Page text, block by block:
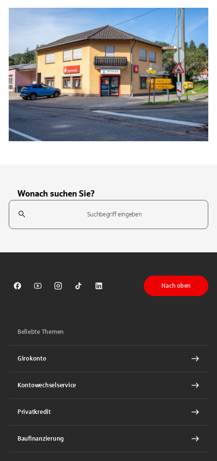
Wonach suchen Sie?
Suchfeld
Sparkasse auf Facebook
Sparkasse auf Youtube
Sparkasse auf Instagram
Sparkasse auf TikTok
Sparkasse auf LinkedIn
Nach oben
Beliebte Themen
Girokonto
Kontowechselservice
Privatkredit
Baufinanzierung